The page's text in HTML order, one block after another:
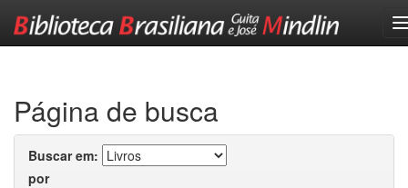
Página de busca
Buscar em:
por